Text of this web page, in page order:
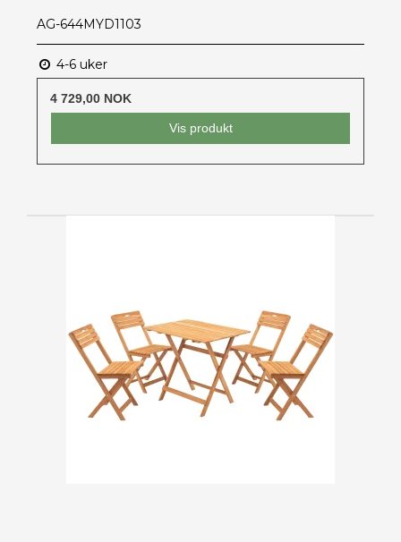
AG-644MYD1103
4-6 uker
4 729,00 NOK
Vis produkt